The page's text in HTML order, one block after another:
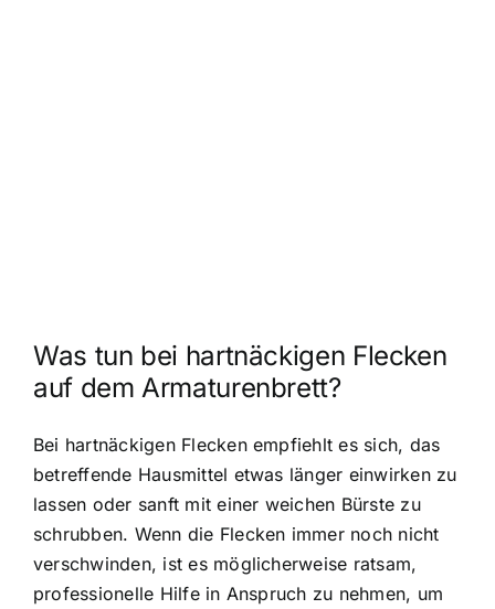
Was tun bei hartnäckigen Flecken
auf dem Armaturenbrett?
Bei hartnäckigen Flecken empfiehlt es sich, das
betreffende Hausmittel etwas länger einwirken zu
lassen oder sanft mit einer weichen Bürste zu
schrubben. Wenn die Flecken immer noch nicht
verschwinden, ist es möglicherweise ratsam,
professionelle Hilfe in Anspruch zu nehmen, um